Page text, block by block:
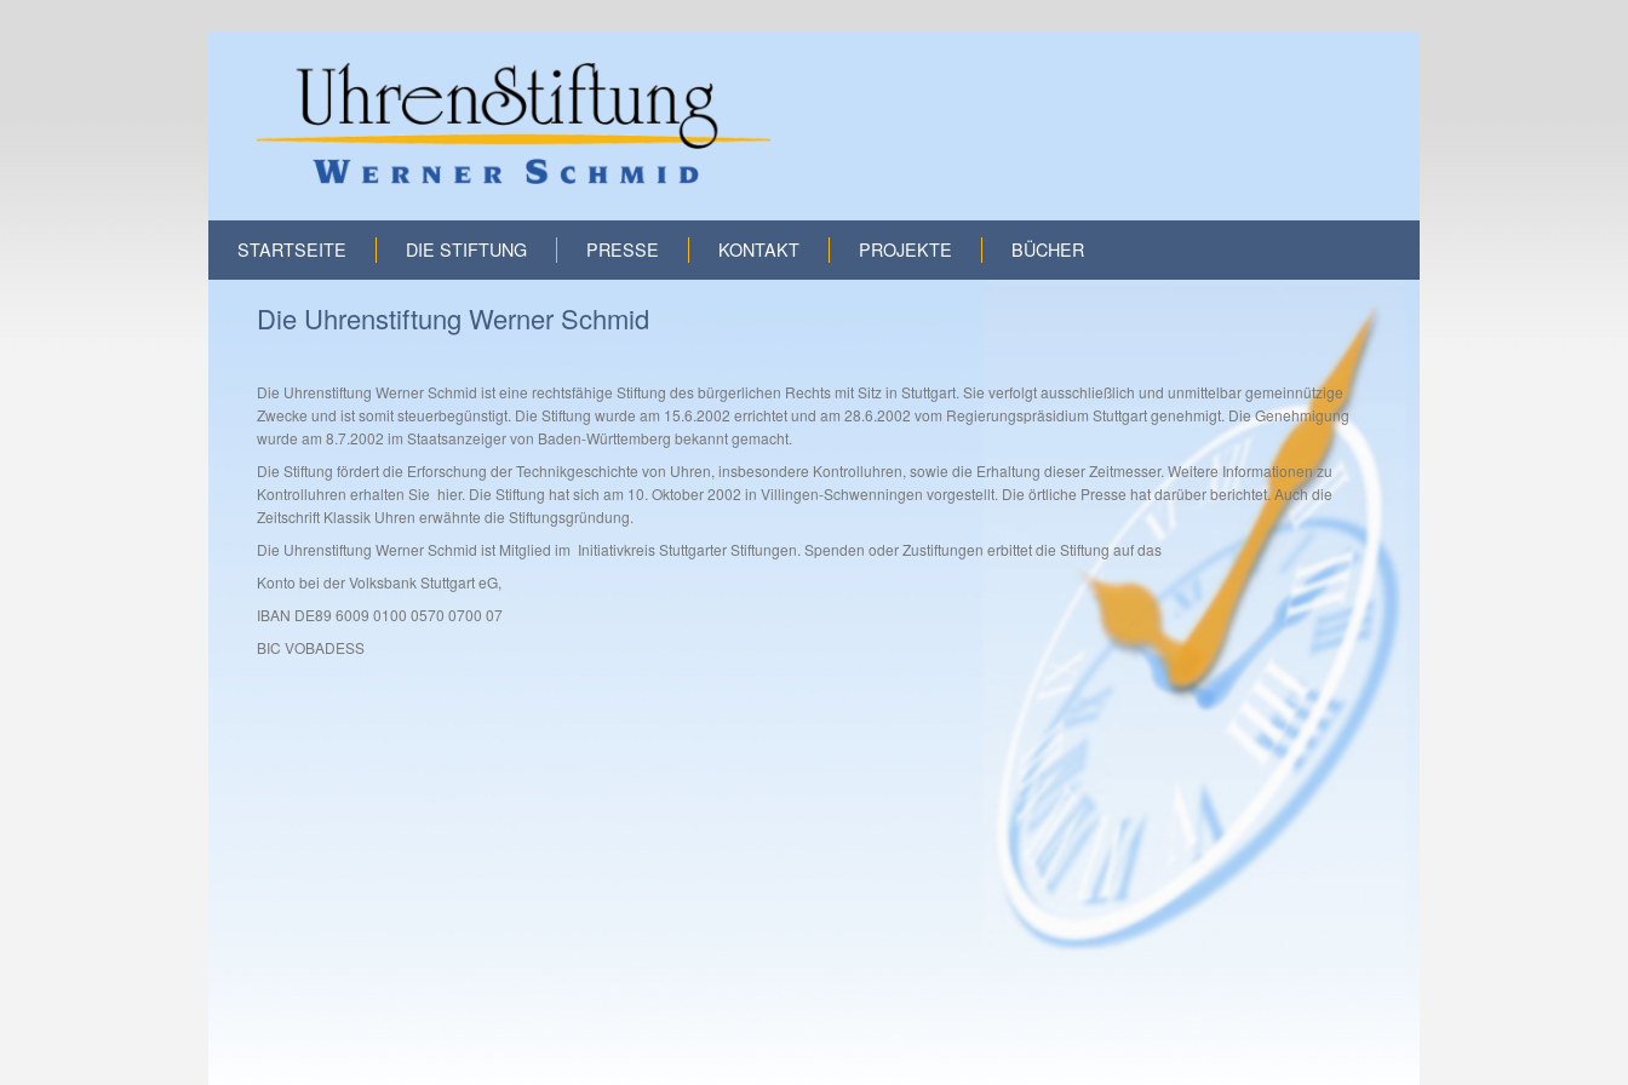
STARTSEITE DIE STIFTUNG PRESSE KONTAKT PROJEKTE BÜCHER
Die Uhrenstiftung Werner Schmid
Die Uhrenstiftung Werner Schmid ist eine rechtsfähige Stiftung des bürgerlichen Rechts mit Sitz in Stuttgart. Sie verfolgt ausschließlich und unmittelbar gemeinnützige
Zwecke und ist somit steuerbegünstigt. Die Stiftung wurde am 15.6.2002 errichtet und am 28.6.2002 vom Regierungspräsidium Stuttgart genehmigt. Die Genehmigung
wurde am 8.7.2002 im Staatsanzeiger von Baden-Württemberg bekannt gemacht.
Die Stiftung fördert die Erforschung der Technikgeschichte von Uhren, insbesondere Kontrolluhren, sowie die Erhaltung dieser Zeitmesser. Weitere Informationen zu
Kontrolluhren erhalten Sie hier. Die Stiftung hat sich am 10. Oktober 2002 in Villingen-Schwenningen vorgestellt. Die örtliche Presse hat darüber berichtet. Auch die
Zeitschrift Klassik Uhren erwähnte die Stiftungsgründung.
Die Uhrenstiftung Werner Schmid ist Mitglied im Initiativkreis Stuttgarter Stiftungen. Spenden oder Zustiftungen erbittet die Stiftung auf das
Konto bei der Volksbank Stuttgart eG,
IBAN DE89 6009 0100 0570 0700 07
BIC VOBADESS